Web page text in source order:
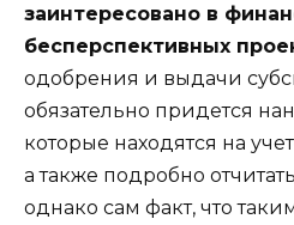
заинтересовано в
бесперспективных
одобрения и выдачи
обязательно придется
которые находятся на
а также подробно
однако сам факт, что